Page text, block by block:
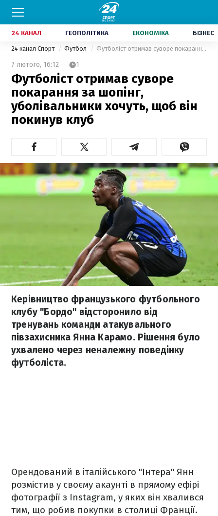
24 КАНАЛ ГЕОПОЛІТИКА ЕКОНОМІКА БІЗНЕС
24 канал Спорт Футбол Футболіст отримав суворе покарання за шопінг, уболівальники хочуть, щоб він покинув клуб
7 лютого, 16:12 1
Футболіст отримав суворе
покарання за шопінг,
уболівальники хочуть, щоб він
покинув клуб
Керівництво французького футбольного
клубу "Бордо" відсторонило від
тренувань команди атакувального
півзахисника Янна Карамо. Рішення було
ухвалено через неналежну поведінку
футболіста.
Орендований в італійського "Інтера" Янн
розмістив у своєму акаунті в прямому ефірі
фотографії з Instagram, у яких він хвалився
тим, що робив покупки в столиці Франції.